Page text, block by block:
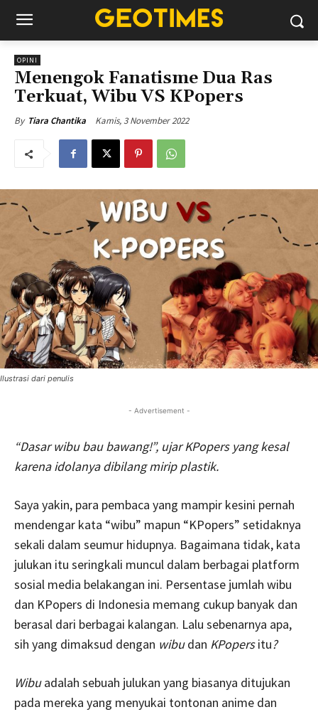
OPINI
Menengok Fanatisme Dua Ras
Terkuat, Wibu VS KPopers
By Tiara Chantika Kamis, 3 November 2022
Ilustrasi dari penulis
- Advertisement -
“Dasar wibu bau bawang!”, ujarKPopers yang kesal
karena idolanya dibilang mirip plastik.
Saya yakin, para pembaca yang mampir kesini pernah
mendengar kata “wibu” mapun “KPopers” setidaknya
sekali dalam seumur hidupnya. Bagaimana tidak, kata
julukan itu seringkali muncul dalam berbagai platform
sosial media belakangan ini. Persentase jumlah wibu
dan KPopers di Indonesia memang cukup banyak dan
berasal dari berbagai kalangan. Lalu sebenarnya apa,
sih yang dimaksud dengan wibudan KPopersitu?
Wibuadalah sebuah julukan yang biasanya ditujukan
pada mereka yang menyukai tontonan anime dan